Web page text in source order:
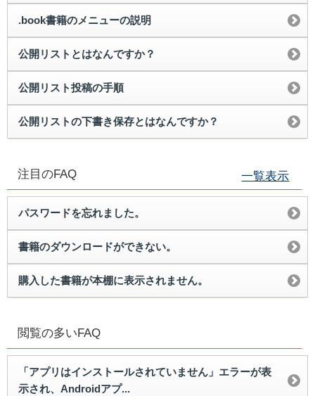
.book書籍のメニューの説明
公開リストとはなんですか？
公開リスト投稿の手順
公開リストの下書き保存とはなんですか？
注目のFAQ 一覧表示
パスワードを忘れました。
書籍のダウンロードができない。
購入した書籍が本棚に表示されません。
閲覧の多いFAQ
「アプリはインストールされていません」エラーが表
示され、Androidアプ...